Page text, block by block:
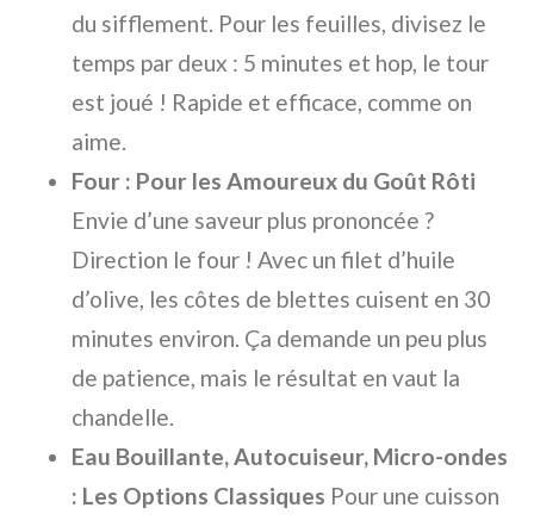
du sifflement. Pour les feuilles, divisez le
temps par deux : 5 minutes et hop, le tour
est joué ! Rapide et efficace, comme on
aime.
Four : Pour les Amoureux du Goût Rôti
Envie d’une saveur plus prononcée ?
Direction le four ! Avec un filet d’huile
d’olive, les côtes de blettes cuisent en 30
minutes environ. Ça demande un peu plus
de patience, mais le résultat en vaut la
chandelle.
Eau Bouillante, Autocuiseur, Micro-ondes
: Les Options Classiques Pour une cuisson